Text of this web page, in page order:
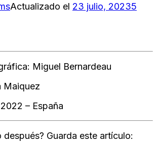
Actualizado el 23 julio, 20235
Miguel Bernardeau
Maiquez
– España
después? Guarda este artículo: